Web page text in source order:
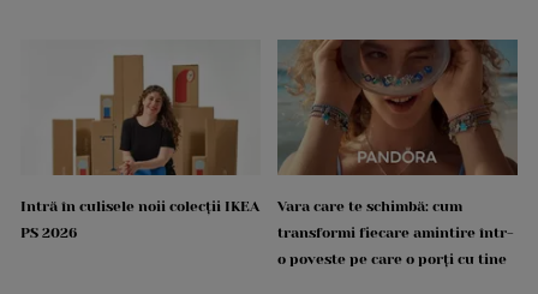
Intră în culisele noii colecții IKEA
PS 2026
Vara care te schimbă: cum
transformi fiecare amintire într-
o poveste pe care o porți cu tine